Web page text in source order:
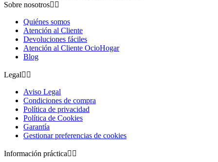
Sobre nosotros 
Quiénes somos
Atención al Cliente
Devoluciones fáciles
Atención al Cliente OcioHogar
Blog
Legal 
Aviso Legal
Condiciones de compra
Política de privacidad
Política de Cookies
Garantía
Gestionar preferencias de cookies
Información práctica 